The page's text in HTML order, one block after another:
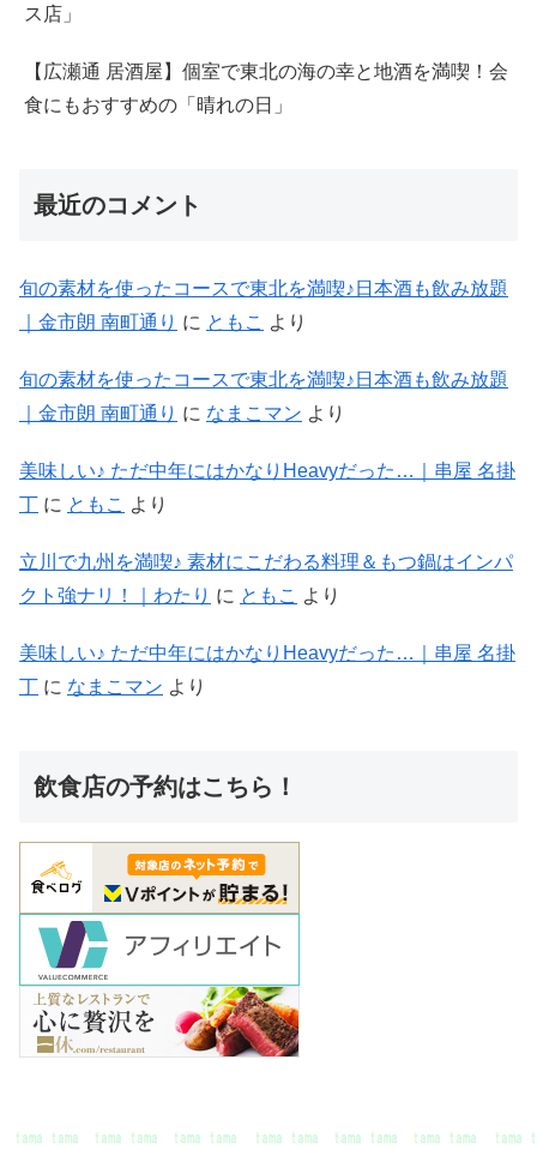
ス店」
【広瀬通 居酒屋】個室で東北の海の幸と地酒を満喫！会
食にもおすすめの「晴れの日」
最近のコメント
旬の素材を使ったコースで東北を満喫♪日本酒も飲み放題
｜金市朗 南町通り に ともこ より
旬の素材を使ったコースで東北を満喫♪日本酒も飲み放題
｜金市朗 南町通り に なまこマン より
美味しい♪ ただ中年にはかなりHeavyだった…｜串屋 名掛
丁 に ともこ より
立川で九州を満喫♪ 素材にこだわる料理＆もつ鍋はインパ
クト強ナリ！｜わたり に ともこ より
美味しい♪ ただ中年にはかなりHeavyだった…｜串屋 名掛
丁 に なまこマン より
飲食店の予約はこちら！